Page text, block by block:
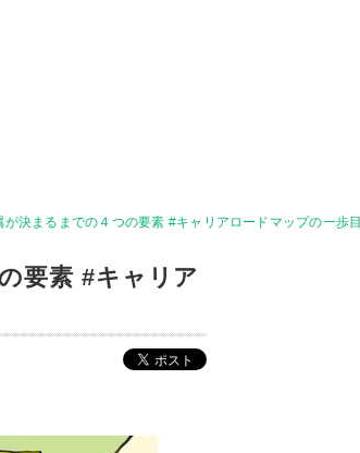
決まるまでの４つの要素 #キャリアロードマップの一歩目
要素 #キャリア